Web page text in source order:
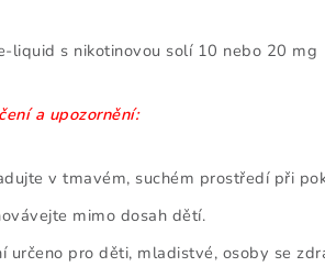
liquid s nikotinovou solí 10 nebo 20 mg
a upozornění:
v tmavém, suchém prostředí při
mimo dosah dětí.
určeno pro děti, mladistvé, osoby se